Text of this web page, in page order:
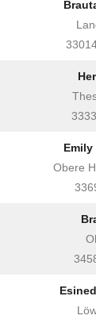
Emily
Obere